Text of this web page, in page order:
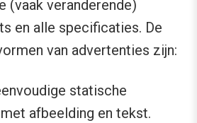
(vaak veranderende)
en alle specificaties. De
van advertenties zijn:
statische
afbeelding en tekst.